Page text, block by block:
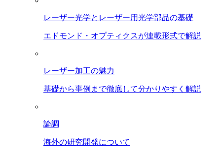
レーザー光学とレーザー用光学部品の基礎
エドモンド・オプティクスが連載形式で解説
レーザー加工の魅力
基礎から事例まで徹底して分かりやすく解説
論調
海外の研究開発について